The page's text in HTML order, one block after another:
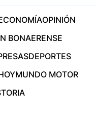
OPINIÓN
BONAERENSE
DEPORTES
MUNDO MOTOR